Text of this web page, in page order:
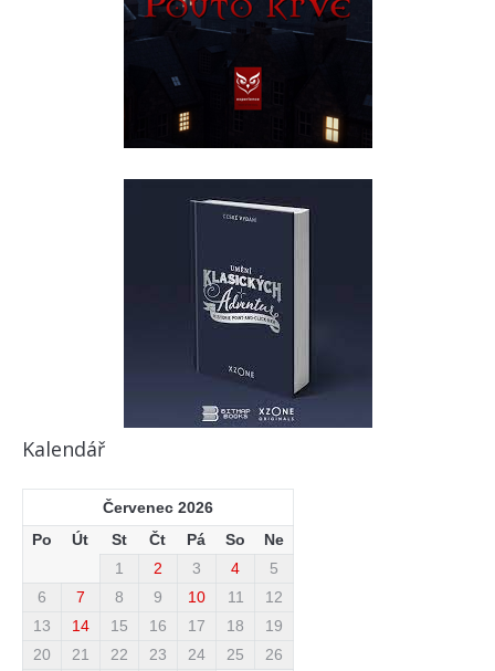
Kalendář
Červenec 2026
Po
Út St Čt Pá So Ne
1 2 3 4
5
6
7 8 9 10 11
12
13
14 15 16 17 18
19
20
21 22 23 24 25
26